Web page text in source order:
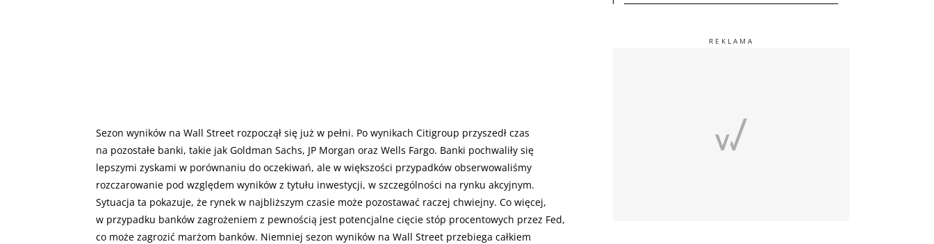
Sezon wyników na Wall Street rozpoczął się już w pełni. Po wynikach Citigroup przyszedł czas
na pozostałe banki, takie jak Goldman Sachs, JP Morgan oraz Wells Fargo. Banki pochwaliły się
lepszymi zyskami w porównaniu do oczekiwań, ale w większości przypadków obserwowaliśmy
rozczarowanie pod względem wyników z tytułu inwestycji, w szczególności na rynku akcyjnym.
Sytuacja ta pokazuje, że rynek w najbliższym czasie może pozostawać raczej chwiejny. Co więcej,
w przypadku banków zagrożeniem z pewnością jest potencjalne cięcie stóp procentowych przez Fed,
co może zagrozić marżom banków. Niemniej sezon wyników na Wall Street przebiega całkiem